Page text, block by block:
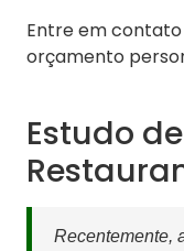
Entre em
orçamento
Estudo
Recentemente,